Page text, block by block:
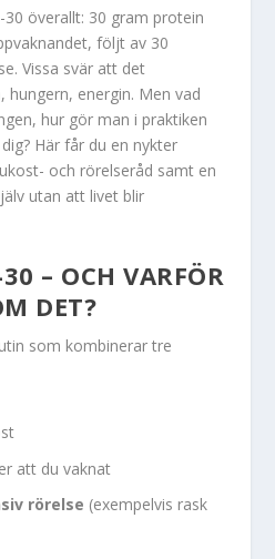
överallt: 30 gram protein
följt av 30
Vissa svär att det
hungern, energin. Men vad
hur gör man i praktiken
Här får du en nykter
och rörelseråd samt en
utan att livet blir
– OCH VARFÖR
DET?
som kombinerar tre
att du vaknat
rörelse (exempelvis rask